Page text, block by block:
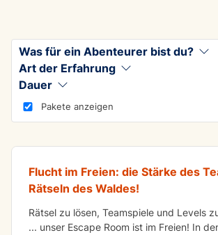
Was für ein Abenteurer bist du?
Art der Erfahrung
Dauer
Pakete anzeigen
IN DER GRUPPE ZU ERLEDIGEN
Flucht ins Freie für Schulen und
Flucht im Freien: die Stärke des
Rätseln des Waldes!
Rätsel zu lösen, Teamspiele und Levels
... unser Escape Room ist im Freien! In